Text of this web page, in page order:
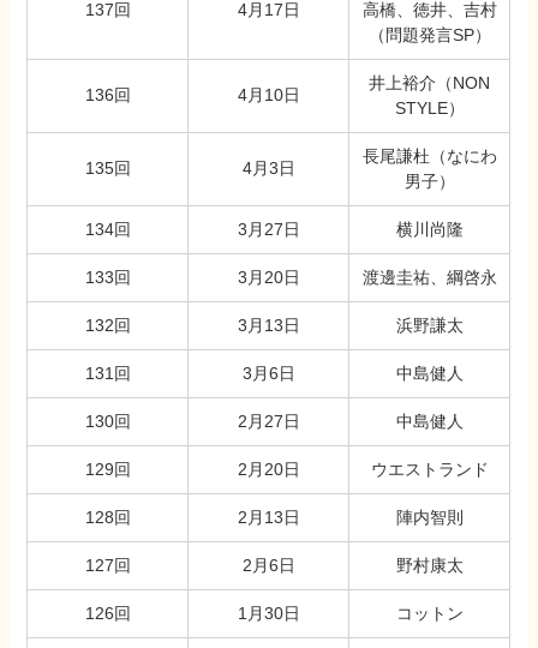
137回 4月17日
高橋、徳井、吉村
（問題発言SP）
136回 4月10日
井上裕介（NON
STYLE）
135回 4月3日
長尾謙杜（なにわ
男子）
134回 3月27日 横川尚隆
133回 3月20日 渡邊圭祐、綱啓永
132回 3月13日 浜野謙太
131回 3月6日 中島健人
130回 2月27日 中島健人
129回 2月20日 ウエストランド
128回 2月13日 陣内智則
127回 2月6日 野村康太
126回 1月30日 コットン